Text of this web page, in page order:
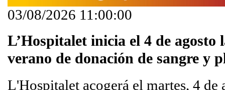
03/08/2026 11:00:00
L’Hospitalet inicia el 4 de agosto
verano de donación de sangre y
L'Hospitalet acogerá el martes, 4 de